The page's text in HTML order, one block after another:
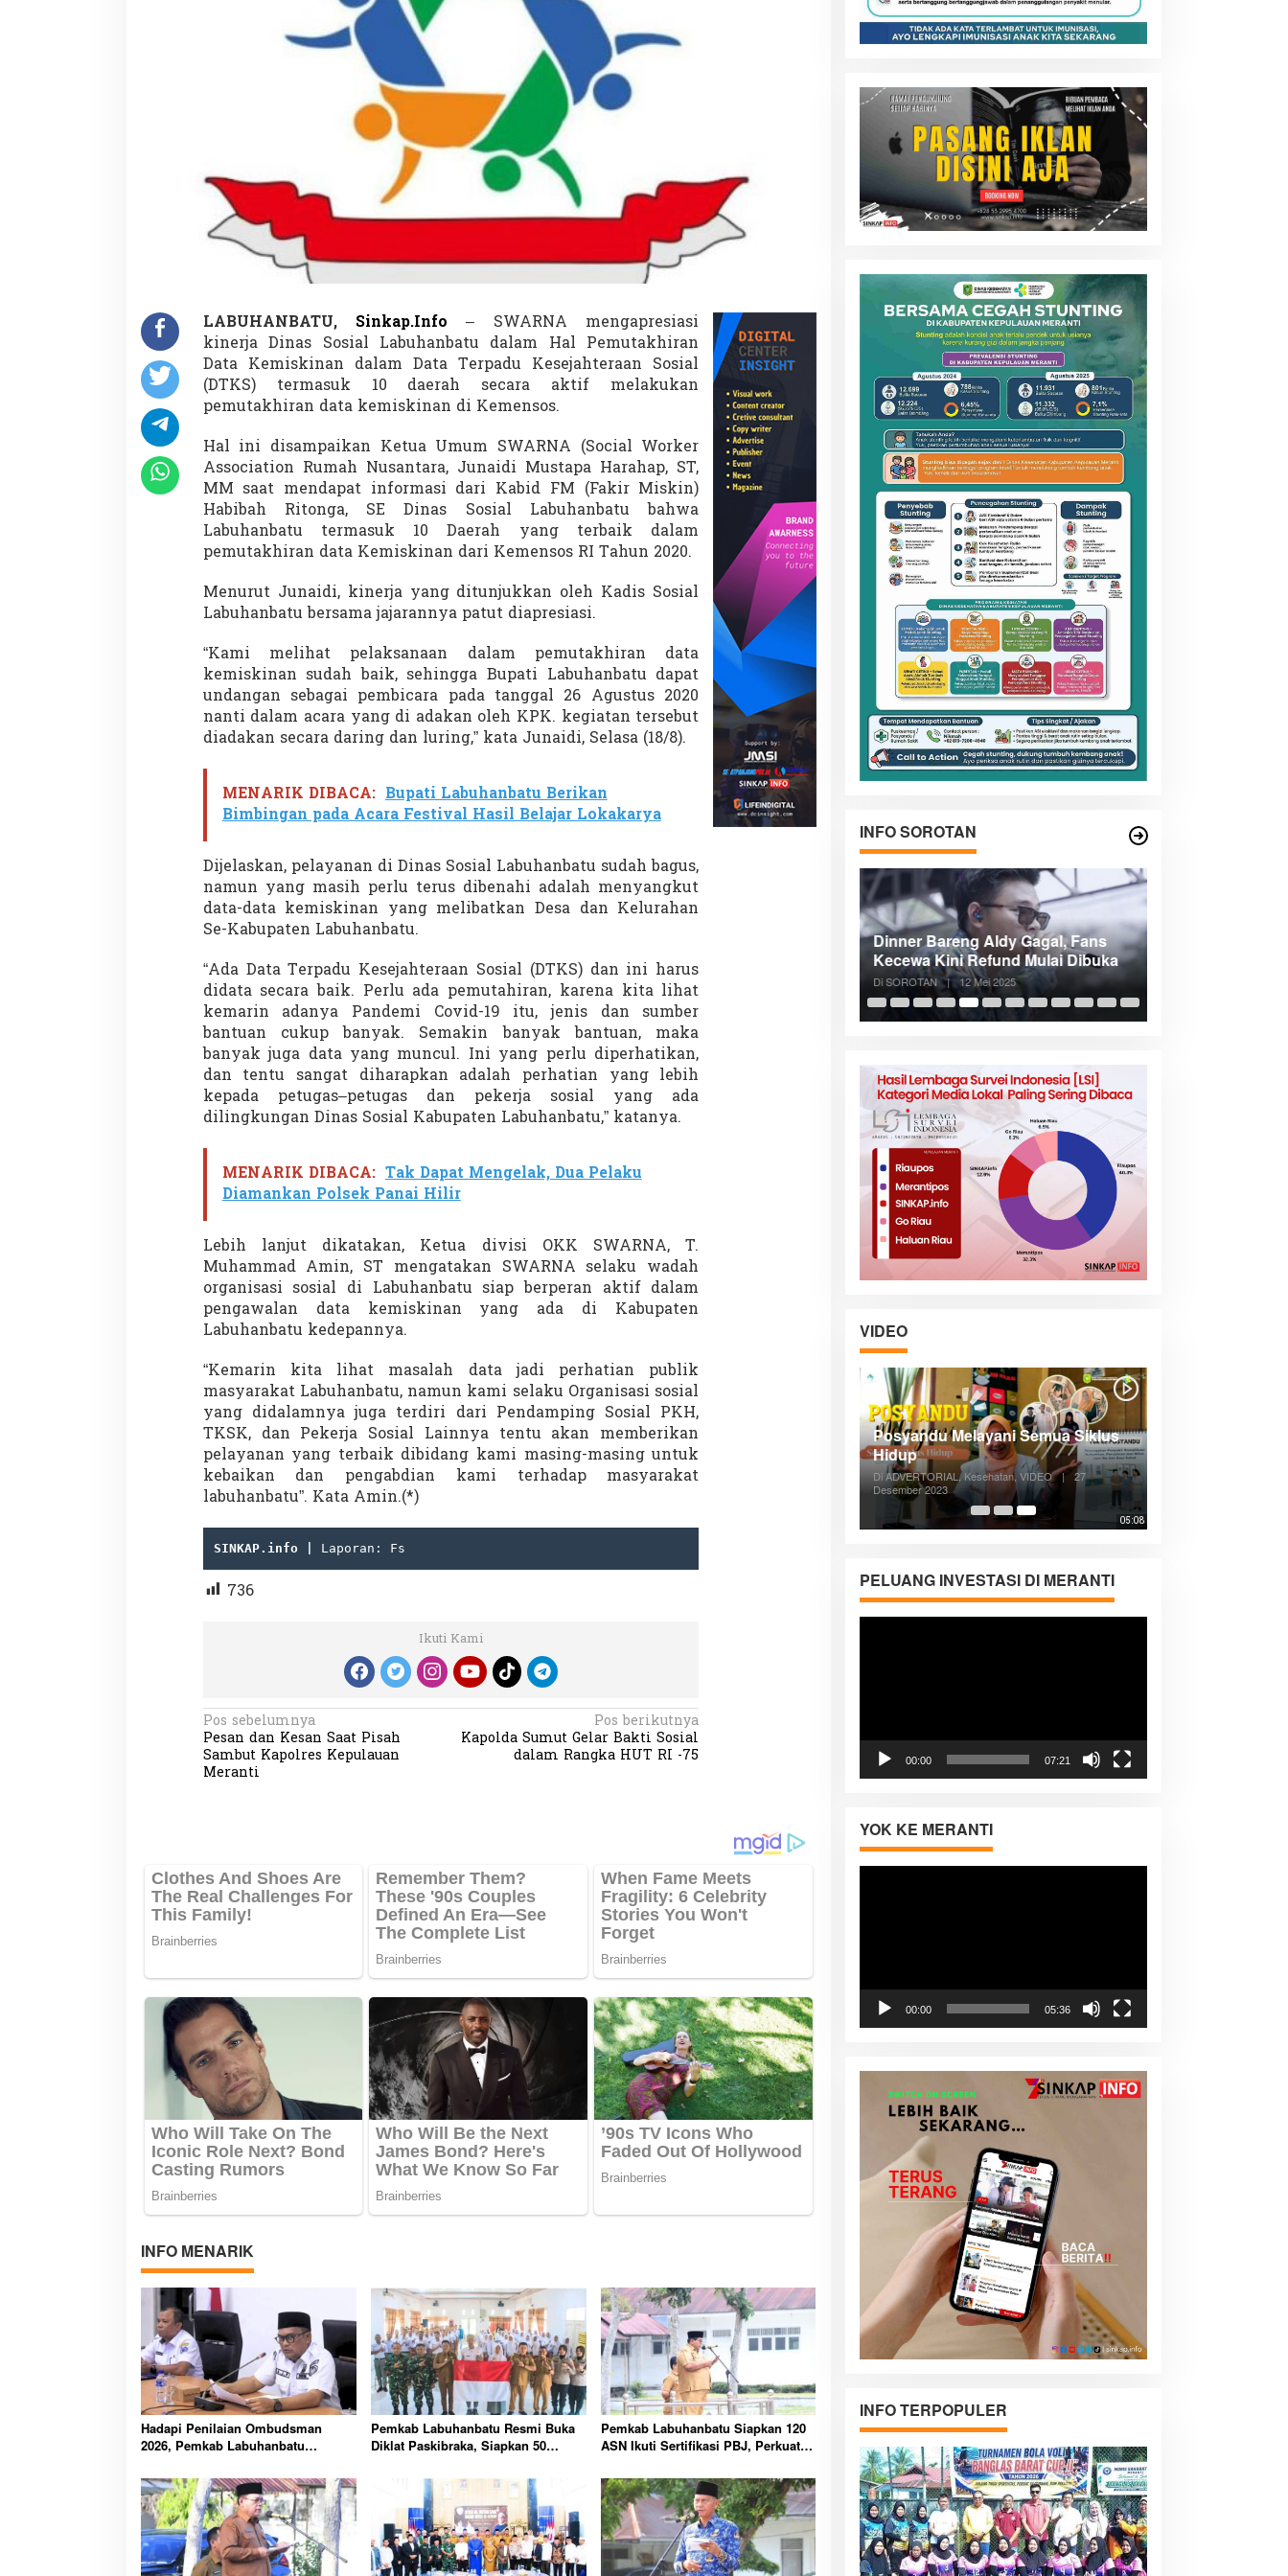
a
a
l
T
K
LABUHANBATU, Sinkap.Info – SWARNA mengapresiasi
kinerja Dinas Sosial Labuhanbatu dalam Hal Pemutakhiran
Data Kemiskinan dalam Data Terpadu Kesejahteraan Sosial
(DTKS) termasuk 10 daerah secara aktif melakukan
pemutakhiran data kemiskinan di Kemensos.
Hal ini disampaikan Ketua Umum SWARNA (Social Worker
Association Rumah Nusantara, Junaidi Mustapa Harahap, ST,
MM saat mendapat informasi dari Kabid FM (Fakir Miskin)
Habibah Ritonga, SE Dinas Sosial Labuhanbatu bahwa
Labuhanbatu termasuk 10 Daerah yang terbaik dalam
pemutakhiran data Kemiskinan dari Kemensos RI Tahun 2020.
Menurut Junaidi, kinerja yang ditunjukkan oleh Kadis Sosial
Labuhanbatu bersama jajarannya patut diapresiasi.
“Kami melihat pelaksanaan dalam pemutakhiran data
kemiskinan sudah baik, sehingga Bupati Labuhanbatu dapat
undangan sebagai pembicara pada tanggal 26 Agustus 2020
nanti dalam acara yang di adakan oleh KPK. kegiatan tersebut
diadakan secara daring dan luring,” kata Junaidi, Selasa (18/8).
MENARIK DIBACA: Bupati Labuhanbatu Berikan
Bimbingan pada Acara Festival Hasil Belajar Lokakarya
Dijelaskan, pelayanan di Dinas Sosial Labuhanbatu sudah bagus,
namun yang masih perlu terus dibenahi adalah menyangkut
data-data kemiskinan yang melibatkan Desa dan Kelurahan
Se-Kabupaten Labuhanbatu.
“Ada Data Terpadu Kesejahteraan Sosial (DTKS) dan ini harus
didata secara baik. Perlu ada pemutahiran, karena kita lihat
kemarin adanya Pandemi Covid-19 itu, jenis dan sumber
bantuan cukup banyak. Semakin banyak bantuan, maka
banyak juga data yang muncul. Ini yang perlu diperhatikan,
dan tentu sangat diharapkan adalah perhatian yang lebih
kepada petugas–petugas dan pekerja sosial yang ada
dilingkungan Dinas Sosial Kabupaten Labuhanbatu,” katanya.
MENARIK DIBACA: Tak Dapat Mengelak, Dua Pelaku
Diamankan Polsek Panai Hilir
Lebih lanjut dikatakan, Ketua divisi OKK SWARNA, T.
Muhammad Amin, ST mengatakan SWARNA selaku wadah
organisasi sosial di Labuhanbatu siap berperan aktif dalam
pengawalan data kemiskinan yang ada di Kabupaten
Labuhanbatu kedepannya.
“Kemarin kita lihat masalah data jadi perhatian publik
masyarakat Labuhanbatu, namun kami selaku Organisasi sosial
yang didalamnya juga terdiri dari Pendamping Sosial PKH,
TKSK, dan Pekerja Sosial Lainnya tentu akan memberikan
pelayanan yang terbaik dibidang kami masing-masing untuk
kebaikan dan pengabdian kami terhadap masyarakat
labuhanbatu”. Kata Amin.(*)
SINKAP.info | Laporan: Fs
736
Ikuti Kami
N
a
v
s
i
p
s
Pos sebelumnya
Pesan dan Kesan Saat Pisah
Sambut Kapolres Kepulauan
Meranti
Pos berikutnya
Kapolda Sumut Gelar Bakti Sosial
dalam Rangka HUT RI -75
INFO MENARIK
Hadapi Penilaian Ombudsman
2026, Pemkab Labuhanbatu
Pemkab Labuhanbatu Resmi Buka
Diklat Paskibraka, Siapkan 50
Pemkab Labuhanbatu Siapkan 120
ASN Ikuti Sertifikasi PBJ, Perkuat
Aparatur Pemerintah
INFO SOROTAN
Demonstrasi Gen-Z Guncang
Nepal, PM Mundur Mendadak
Setelah Gedung Parlemen Dibakar
12 September 2025
Menteri Nusron: Patok Batas Tanah
Cegah Konflik dan Dukung
Penataan Ruang
Di NASIONAL, SOROTAN 8 Agustus 2025
dan Harapan Daerah Istimewa Riau
Di KOLOM, Opini, SOROTAN
Dinner Bareng Aldy Gagal, Fans
Kecewa Kini Refund Mulai Dibuka
Di SOROTAN | 12 Mei 2025
VIDEO
Partisipasi Pemuda dalam
Pelayanan Sukarela Internasional
Diadakan di Nanjing
Di GLOBAL, VIDEO | 18 Januari 2024
Eksplore Meranti – Yok ke Meranti
Di Budaya, NASIONAL, VIDEO, Wisata
2024
05:08
Posyandu Melayani Semua Siklus
Hidup
Di ADVERTORIAL, Kesehatan, VIDEO |
27
Desember 2023
PELUANG INVESTASI DI MERANTI
00:00 07:21
YOK KE MERANTI
00:00 05:36
INFO TERPOPULER